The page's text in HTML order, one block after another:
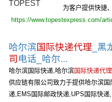
为客户提供快捷
https://www.topestexpress.com/
哈尔滨国际快递代理 _
司 电话_哈尔...
哈尔滨国际快递,哈尔滨国际快递代理
供应链有限公司致力于提供哈尔滨
递,EMS国际邮政快递,UPS国际快递